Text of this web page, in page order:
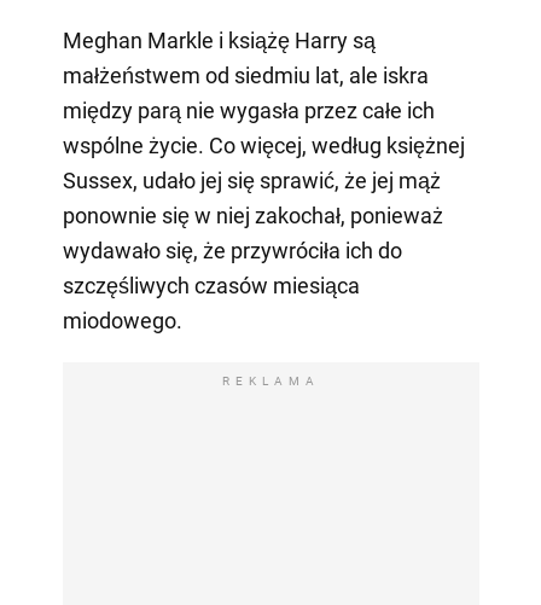
Meghan Markle i książę Harry są
małżeństwem od siedmiu lat, ale iskra
między parą nie wygasła przez całe ich
wspólne życie. Co więcej, według księżnej
Sussex, udało jej się sprawić, że jej mąż
ponownie się w niej zakochał, ponieważ
wydawało się, że przywróciła ich do
szczęśliwych czasów miesiąca
miodowego.
REKLAMA